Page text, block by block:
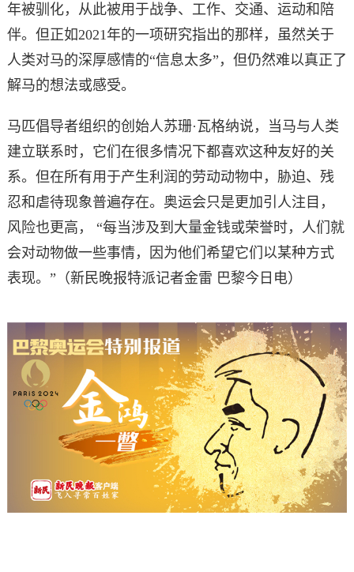
年被驯化，从此被用于战争、工作、交通、运动和陪
伴。但正如2021年的一项研究指出的那样，虽然关于
人类对马的深厚感情的“信息太多”，但仍然难以真正了
解马的想法或感受。
马匹倡导者组织的创始人苏珊·瓦格纳说，当马与人类
建立联系时，它们在很多情况下都喜欢这种友好的关
系。但在所有用于产生利润的劳动动物中，胁迫、残
忍和虐待现象普遍存在。奥运会只是更加引人注目，
风险也更高， “每当涉及到大量金钱或荣誉时，人们就
会对动物做一些事情，因为他们希望它们以某种方式
表现。” （新民晚报特派记者金雷 巴黎今日电）